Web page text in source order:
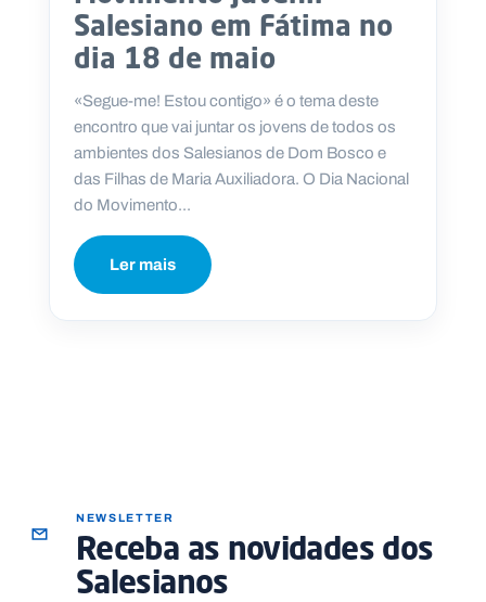
Salesiano em Fátima no
dia 18 de maio
«Segue-me! Estou contigo» é o tema deste
encontro que vai juntar os jovens de todos os
ambientes dos Salesianos de Dom Bosco e
das Filhas de Maria Auxiliadora. O Dia Nacional
do Movimento...
Ler mais
NEWSLETTER
Receba as novidades dos
Salesianos
w
s
tt
r